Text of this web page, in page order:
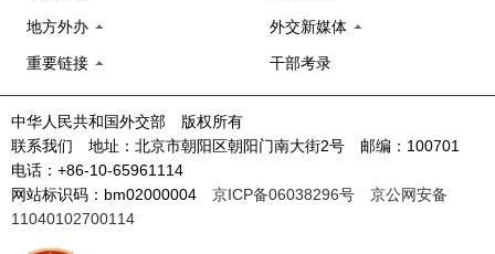
地方外办 外交新媒体
重要链接 干部考录
中华人民共和国外交部 版权所有
联系我们 地址：北京市朝阳区朝阳门南大街2号 邮编：100701
电话：+86-10-65961114
网站标识码：bm02000004 京ICP备06038296号
京公网安备
11040102700114